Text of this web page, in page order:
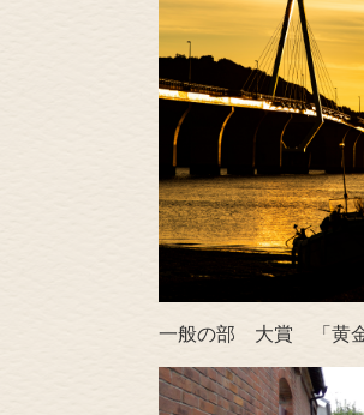
一般の部 大賞 「黄金